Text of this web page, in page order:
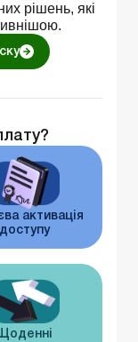
рішень, які
активація
доступу